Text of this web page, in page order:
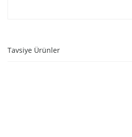
Tavsiye Ürünler